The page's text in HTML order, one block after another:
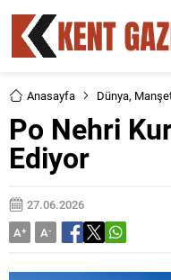
Anasayfa Dünya,
Po Nehri
Ediyor
27.06.2026
A+ A-